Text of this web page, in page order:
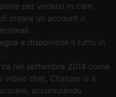
per vedersi in cam,
creare un account o
e disponibile il tutto in
nel settembre 2014 come
chat, Chatuss si è
accumulando